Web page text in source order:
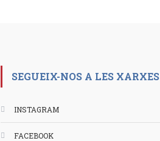
SEGUEIX-NOS A LES XARXES
INSTAGRAM
FACEBOOK